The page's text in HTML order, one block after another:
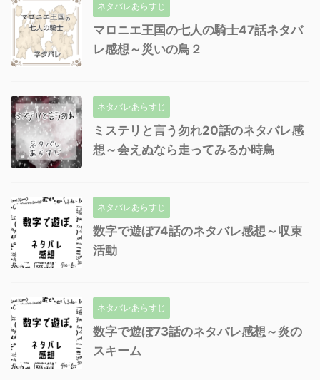
ネタバレあらすじ
マロニエ王国の七人の騎士47話ネタバ
レ感想～災いの鳥２
ネタバレあらすじ
ミステリと言う勿れ20話のネタバレ感
想～会えぬなら走ってみるか時鳥
ネタバレあらすじ
数字で遊ぼ74話のネタバレ感想～収束
活動
ネタバレあらすじ
数字で遊ぼ73話のネタバレ感想～炎の
スキーム